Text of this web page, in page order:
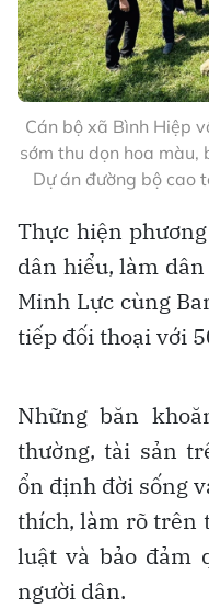
Cán bộ xã Bình Hiệp
sớm thu dọn hoa
Dự án đường bộ cao
Thực hiện
dân hiểu, làm
Minh Lực cùng
tiếp đối thoại với
Những băn
thường, tài sản
ổn định đời sống
thích, làm rõ trên
luật và bảo đảm
người dân.